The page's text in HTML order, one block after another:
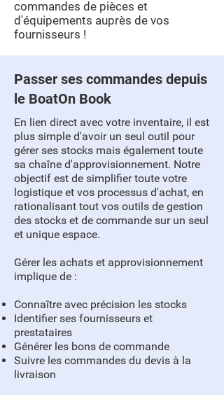
commandes de pièces et
d'équipements auprès de vos
fournisseurs !
Passer ses commandes depuis
le BoatOn Book
En lien direct avec votre inventaire, il est
plus simple d'avoir un seul outil pour
gérer ses stocks mais également toute
sa chaîne d'approvisionnement. Notre
objectif est de simplifier toute votre
logistique et vos processus d'achat, en
rationalisant tout vos outils de gestion
des stocks et de commande sur un seul
et unique espace.
Gérer les achats et approvisionnement
implique de :
Connaître avec précision les stocks
Identifier ses fournisseurs et
prestataires
Générer les bons de commande
Suivre les commandes du devis à la
livraison